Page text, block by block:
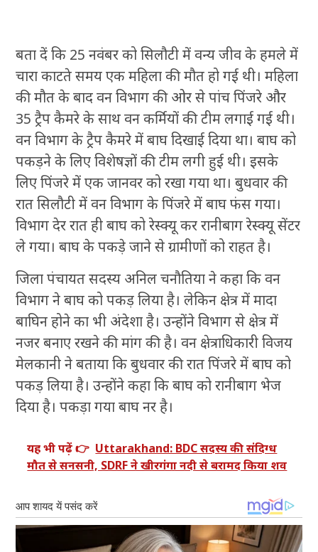
बता दें कि 25 नवंबर को सिलौटी में वन्य जीव के हमले में
चारा काटते समय एक महिला की मौत हो गई थी। महिला
की मौत के बाद वन विभाग की ओर से पांच पिंजरे और
35 ट्रैप कैमरे के साथ वन कर्मियों की टीम लगाई गई थी।
वन विभाग के ट्रैप कैमरे में बाघ दिखाई दिया था। बाघ को
पकड़ने के लिए विशेषज्ञों की टीम लगी हुई थी। इसके
लिए पिंजरे में एक जानवर को रखा गया था। बुधवार की
रात सिलौटी में वन विभाग के पिंजरे में बाघ फंस गया।
विभाग देर रात ही बाघ को रेस्क्यू कर रानीबाग रेस्क्यू सेंटर
ले गया। बाघ के पकड़े जाने से ग्रामीणों को राहत है।
जिला पंचायत सदस्य अनिल चनौतिया ने कहा कि वन
विभाग ने बाघ को पकड़ लिया है। लेकिन क्षेत्र में मादा
बाघिन होने का भी अंदेशा है। उन्होंने विभाग से क्षेत्र में
नजर बनाए रखने की मांग की है। वन क्षेत्राधिकारी विजय
मेलकानी ने बताया कि बुधवार की रात पिंजरे में बाघ को
पकड़ लिया है। उन्होंने कहा कि बाघ को रानीबाग भेज
दिया है। पकड़ा गया बाघ नर है।
यह भी पढ़ें 👉 Uttarakhand: BDC सदस्य की संदिग्ध
मौत से सनसनी, SDRF ने खीरगंगा नदी से बरामद किया शव